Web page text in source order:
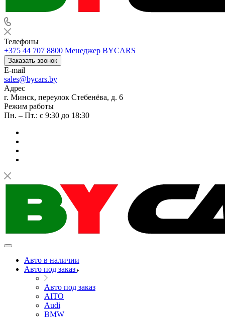
Телефоны
+375 44 707 8800 Менеджер BYCARS
Заказать звонок
E-mail
sales@bycars.by
Адрес
г. Минск, переулок Стебенёва, д. 6
Режим работы
Пн. – Пт.: с 9:30 до 18:30
Авто в наличии
Авто под заказ
Авто под заказ
AITO
Audi
BMW